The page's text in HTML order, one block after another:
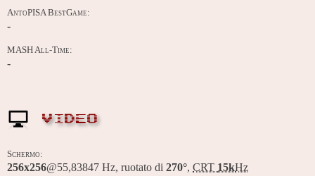
AntoPISA BestGame:
-
MASH All-Time:
-
VIDEO
Schermo:
256x256@55,83847 Hz, ruotato di 270°, CRT 15kHz